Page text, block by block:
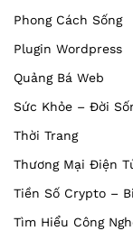
Phong Cách Sống
Plugin Wordpress
Quảng Bá Web
Sức Khỏe – Đời
Thời Trang
Thương Mại Điện
Tiền Số Crypto –
Tìm Hiểu Công